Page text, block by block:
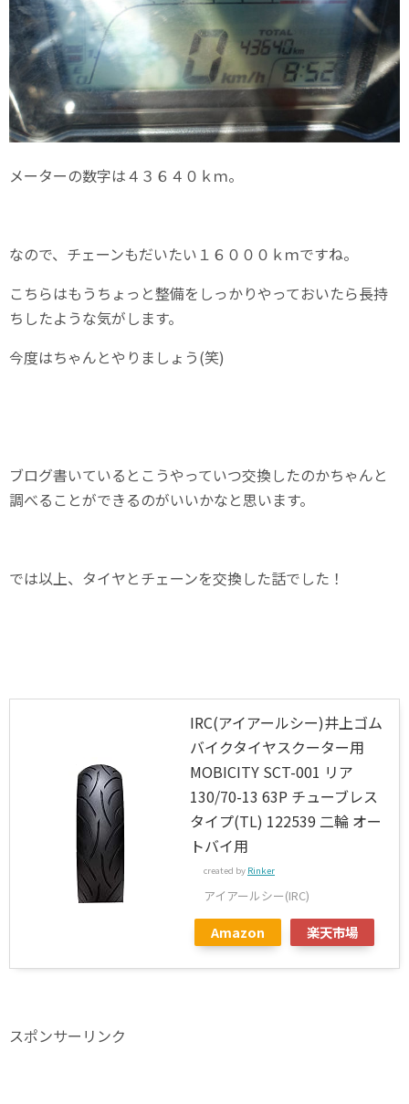
メーターの数字は４３６４０ｋｍ。
なので、チェーンもだいたい１６０００ｋｍですね。
こちらはもうちょっと整備をしっかりやっておいたら長持
ちしたような気がします。
今度はちゃんとやりましょう(笑)
ブログ書いているとこうやっていつ交換したのかちゃんと
調べることができるのがいいかなと思います。
では以上、タイヤとチェーンを交換した話でした！
IRC(アイアールシー)井上ゴム
バイクタイヤスクーター用
MOBICITY SCT-001 リア
130/70-13 63P チューブレス
タイプ(TL) 122539 二輪 オー
トバイ用
created by Rinker
アイアールシー(IRC)
Amazon 楽天市場
スポンサーリンク